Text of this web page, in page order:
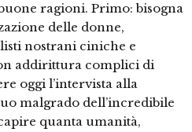
ragioni. Primo: bisogna
delle donne,
nostrani ciniche e
addirittura complici di
oggi l’intervista alla
malgrado dell’incredibile
quanta umanità,